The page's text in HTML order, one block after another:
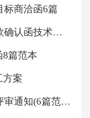
标商洽函6篇
2026年合同修订补充条款确认函技术部门确认(7篇范文)
8篇范本
方案
供应商2026年质量标准评审通知(6篇范文)